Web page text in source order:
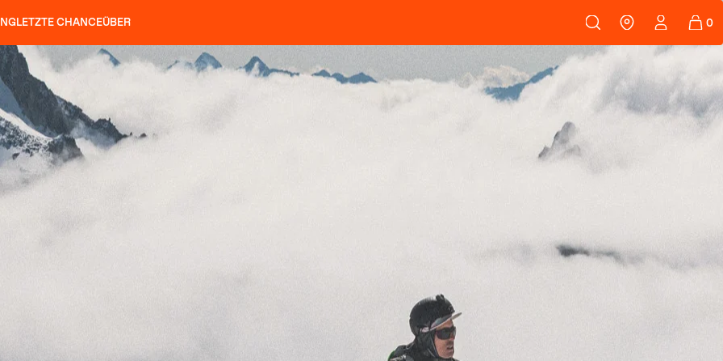
SLAP 112
SLAP 92 SLAP 92
UBAC 102 UBAC 108 FELLE
LETZTE CHANCEÜBER